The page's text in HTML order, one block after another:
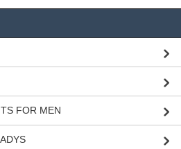
FOR MEN